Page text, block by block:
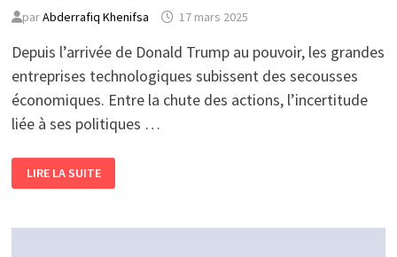
parAbderrafiq Khenifsa 17 mars 2025
Depuis l’arrivée de Donald Trump au pouvoir, les grandes
entreprises technologiques subissent des secousses
économiques. Entre la chute des actions, l’incertitude
liée à ses politiques …
LA
BOURSE
L’EFFET
LIRE LA SUITE